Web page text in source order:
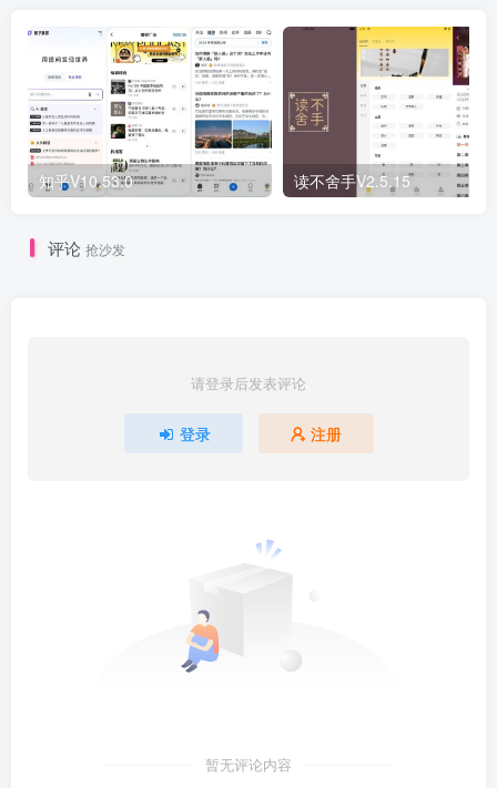
知乎V10.53.0 读不舍手V2.5.15
评论 抢沙发
请登录后发表评论
登录 注册
暂无评论内容